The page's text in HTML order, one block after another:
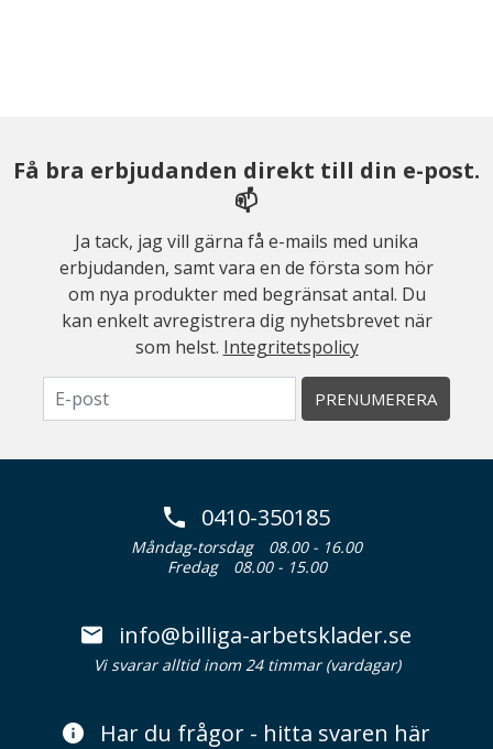
Få bra erbjudanden direkt till din e-post.
📫
Ja tack, jag vill gärna få e-mails med unika
erbjudanden, samt vara en de första som hör
om nya produkter med begränsat antal. Du
kan enkelt avregistrera dig nyhetsbrevet när
som helst. Integritetspolicy
PRENUMERERA
0410-350185
Måndag-torsdag
08.00 - 16.00
Fredag
08.00 - 15.00
info@billiga-arbetsklader.se
Vi svarar alltid inom 24 timmar (vardagar)
Har du frågor - hitta svaren här